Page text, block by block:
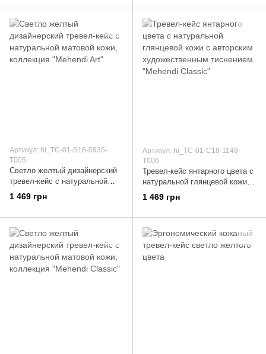
Артикул: hi_TC-01-S18-0935-
T005
Светло желтый дизайнерский
тревел-кейс с натуральной
матовой кожи, коллекция
"Mehendi Art"
1 469 грн
Артикул: hi_TC-01-C18-1148-
T006
Тревел-кейс янтарного цвета с
натуральной глянцевой кожи с
авторским художественным
тиснением "Mehendi Classic"
1 469 грн